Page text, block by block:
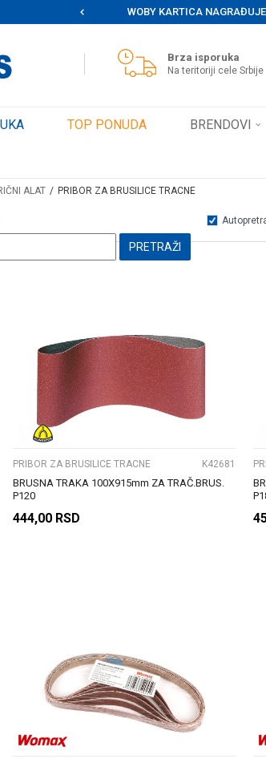
WOBY KARTICA
Brza isporuka
Na teritoriji cele Srbije
TOP PONUDA BRENDOVI
ALAT PRIBOR ZA BRUSILICE TRACNE
PRETRAŽI
UPOREDI
PRIBOR ZA BRUSILICE TRACNE K42681
BRUSNA TRAKA 100X915mm ZA TRAČ.BRUS.
P120
444,00 RSD
UPOREDI